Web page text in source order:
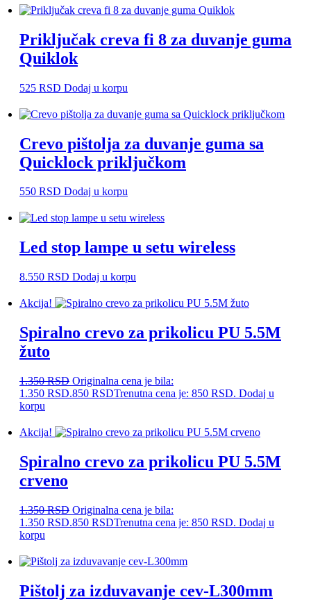
Priključak creva fi 8 za duvanje guma
Quiklok
525 RSD Dodaj u korpu
Crevo pištolja za duvanje guma sa
Quicklock priključkom
550 RSD Dodaj u korpu
Led stop lampe u setu wireless
8.550 RSD Dodaj u korpu
Akcija!
Spiralno crevo za prikolicu PU 5.5M
žuto
1.350RSD Originalna cena je bila:
1.350 RSD.850 RSDTrenutna cena je: 850 RSD. Dodaj u
korpu
Akcija!
Spiralno crevo za prikolicu PU 5.5M
crveno
1.350RSD Originalna cena je bila:
1.350 RSD.850 RSDTrenutna cena je: 850 RSD. Dodaj u
korpu
Pištolj za izduvavanje cev-L300mm